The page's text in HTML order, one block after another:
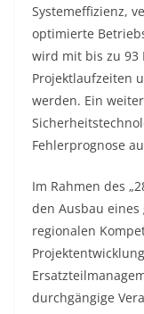
Systemeffizienz,
optimierte
wird mit bis zu 93
Projektlaufzeiten
werden. Ein
Fehlerprognose
Im Rahmen des
den Ausbau
regionalen
durchgängige